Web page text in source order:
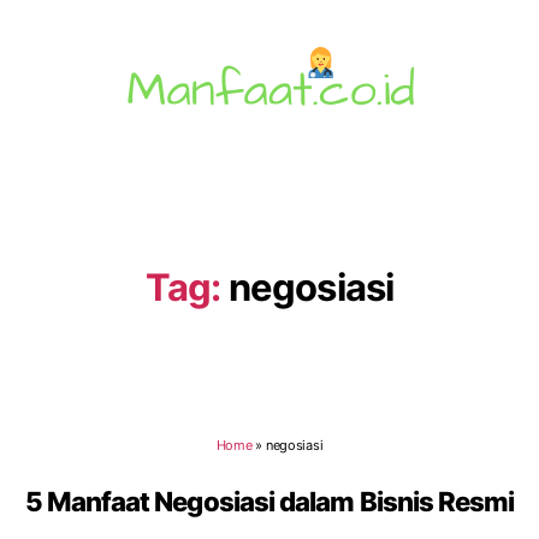
Tag: negosiasi
Home» negosiasi
5 Manfaat Negosiasi dalam Bisnis Resmi